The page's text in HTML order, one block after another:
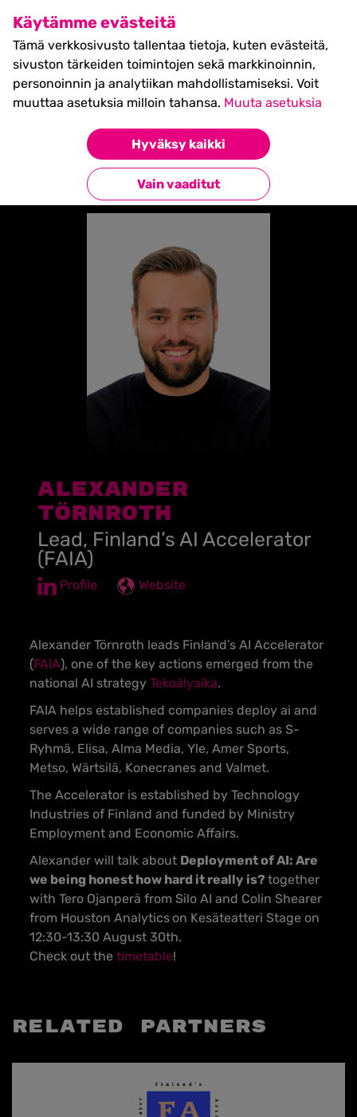
Käytämme evästeitä
Tämä verkkosivusto tallentaa tietoja, kuten evästeitä,
sivuston tärkeiden toimintojen sekä markkinoinnin,
personoinnin ja analytiikan mahdollistamiseksi. Voit
muuttaa asetuksia milloin tahansa. Muuta asetuksia
Hyväksy kaikki
Vain vaaditut
SHIFT Business Festival
27.5.2027, Turku - liput
myynnissä nyt! >>
Alexander Törnroth
Takaisin esiintyjiin
Alexander
Törnroth
Lead, Finland’s AI Accelerator
(FAIA)
Profile Website
Alexander Törnroth leads Finland’s AI Accelerator
(FAIA), one of the key actions emerged from the
national AI strategy Tekoälyaika.
FAIA helps established companies deploy ai and
serves a wide range of companies such as S-
Ryhmä, Elisa, Alma Media, Yle, Amer Sports,
Metso, Wärtsilä, Konecranes and Valmet.
The Accelerator is established by Technology
Industries of Finland and funded by Ministry
Employment and Economic Affairs.
Alexander will talk about Deployment of AI: Are
we being honest how hard it really is? together
with Tero Ojanperä from Silo AI and Colin Shearer
from Houston Analytics on Kesäteatteri Stage on
12:30-13:30 August 30th.
Check out the timetable!
Related partners